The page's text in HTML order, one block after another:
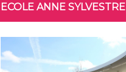
ECOLE ANNE SYLVESTRE